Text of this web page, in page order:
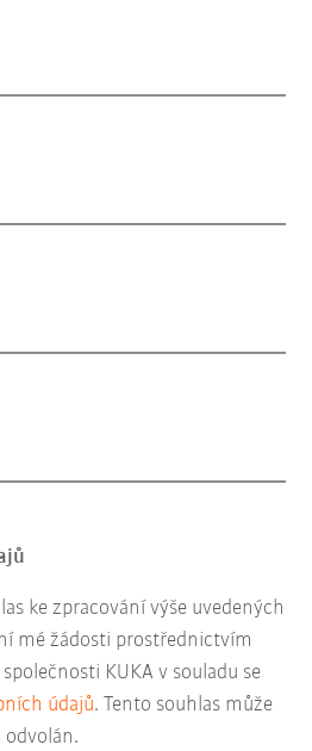
ke zpracování výše uvedených
mé žádosti prostřednictvím
KUKA v souladu se
údajů. Tento souhlas může